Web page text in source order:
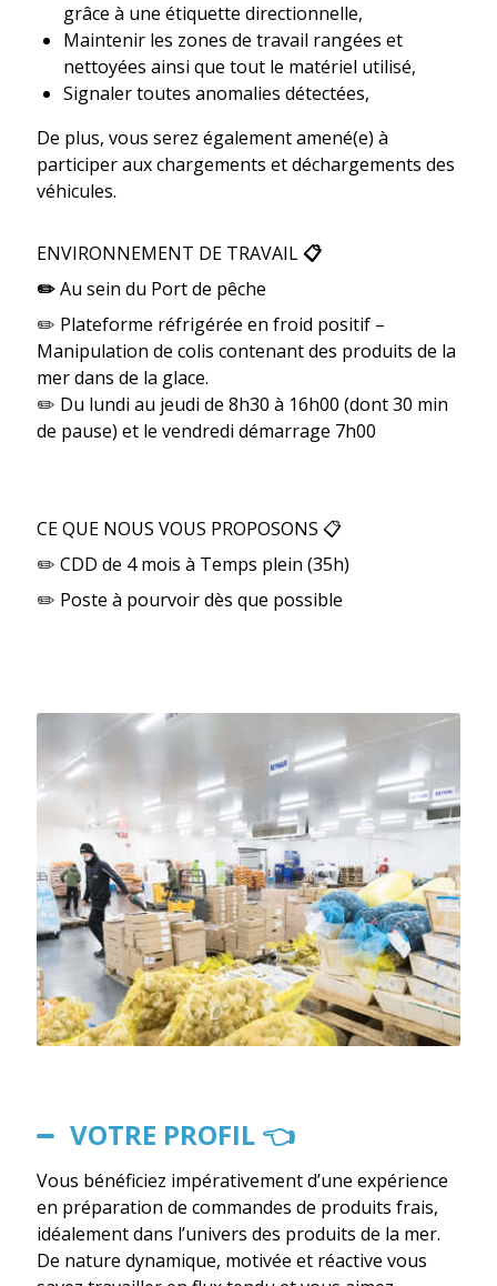
grâce à une étiquette directionnelle,
Maintenir les zones de travail rangées et
nettoyées ainsi que tout le matériel utilisé,
Signaler toutes anomalies détectées,
De plus, vous serez également amené(e) à
participer aux chargements et déchargements des
véhicules.
ENVIRONNEMENT DE TRAVAIL📋
✏️Au sein du Port de pêche
✏️ Plateforme réfrigérée en froid positif –
Manipulation de colis contenant des produits de la
mer dans de la glace.
✏️ Du lundi au jeudi de 8h30 à 16h00 (dont 30 min
de pause) et le vendredi démarrage 7h00
CE QUE NOUS VOUS PROPOSONS 📋
✏️ CDD de 4 mois à Temps plein (35h)
✏️ Poste à pourvoir dès que possible
VOTRE PROFIL 👈
Vous bénéficiez impérativement d’une expérience
en préparation de commandes de produits frais,
idéalement dans l’univers des produits de la mer.
De nature dynamique, motivée et réactive vous